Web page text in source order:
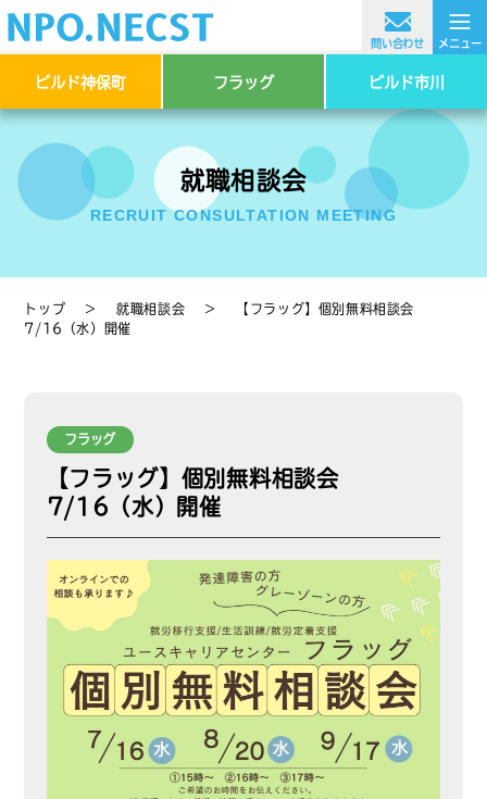
≡
メニュー
問い合わせ
ビルド神保町 フラッグ ビルド市川
就職相談会
RECRUIT CONSULTATION MEETING
トップ ＞就職相談会 ＞
【フラッグ】個別無料相談会
7/16（水）開催
フラッグ
【フラッグ】個別無料相談会
7/16（水）開催